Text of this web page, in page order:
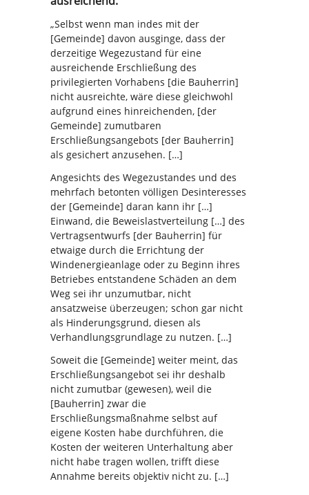
„Selbst wenn man indes mit der
[Gemeinde] davon ausginge, dass der
derzeitige Wegezustand für eine
ausreichende Erschließung des
privilegierten Vorhabens [die Bauherrin]
nicht ausreichte, wäre diese gleichwohl
aufgrund eines hinreichenden, [der
Gemeinde] zumutbaren
Erschließungsangebots [der Bauherrin]
als gesichert anzusehen. […]
Angesichts des Wegezustandes und des
mehrfach betonten völligen Desinteresses
der [Gemeinde] daran kann ihr […]
Einwand, die Beweislastverteilung […] des
Vertragsentwurfs [der Bauherrin] für
etwaige durch die Errichtung der
Windenergieanlage oder zu Beginn ihres
Betriebes entstandene Schäden an dem
Weg sei ihr unzumutbar, nicht
ansatzweise überzeugen; schon gar nicht
als Hinderungsgrund, diesen als
Verhandlungsgrundlage zu nutzen. […]
Soweit die [Gemeinde] weiter meint, das
Erschließungsangebot sei ihr deshalb
nicht zumutbar (gewesen), weil die
[Bauherrin] zwar die
Erschließungsmaßnahme selbst auf
eigene Kosten habe durchführen, die
Kosten der weiteren Unterhaltung aber
nicht habe tragen wollen, trifft diese
Annahme bereits objektiv nicht zu. […]